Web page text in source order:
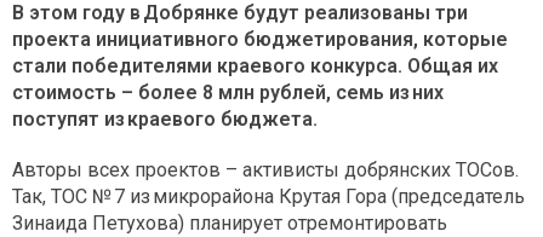
В этом году в Добрянке будут реализованы три
проекта инициативного бюджетирования, которые
стали победителями краевого конкурса. Общая их
стоимость – более 8 млн рублей, семь из них
поступят из краевого бюджета.
Авторы всех проектов – активисты добрянских ТОСов.
Так, ТОС № 7 из микрорайона Крутая Гора (председатель
Зинаида Петухова) планирует отремонтировать